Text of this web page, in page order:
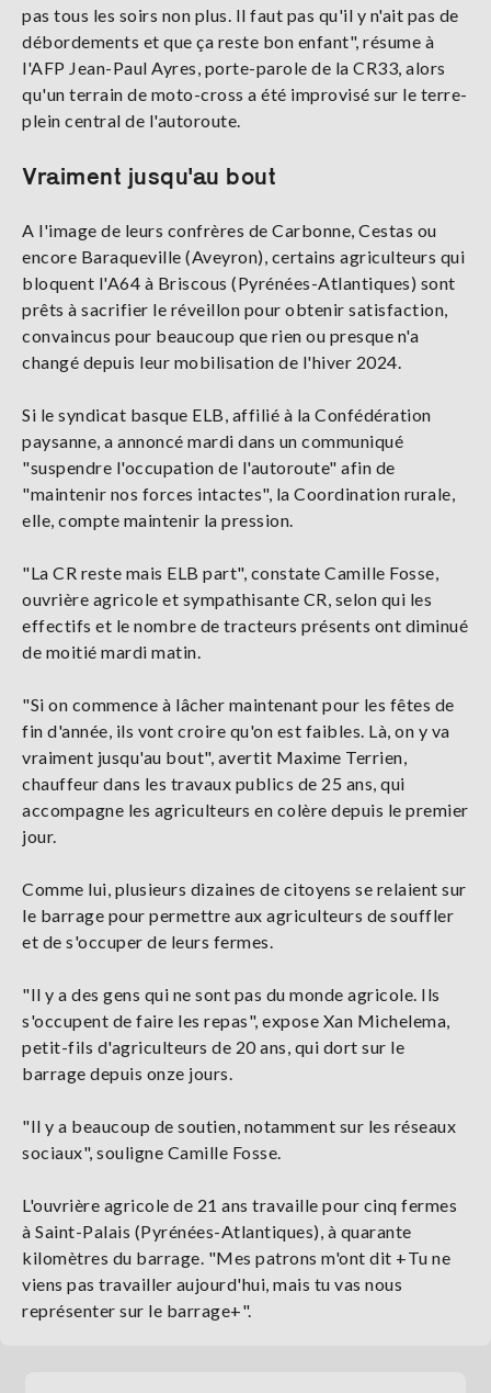
pas tous les soirs non plus. Il faut pas qu'il y n'ait pas de
débordements et que ça reste bon enfant", résume à
l'AFP Jean-Paul Ayres, porte-parole de la CR33, alors
qu'un terrain de moto-cross a été improvisé sur le terre-
plein central de l'autoroute.
Vraiment jusqu'au bout
A l'image de leurs confrères de Carbonne, Cestas ou
encore Baraqueville (Aveyron), certains agriculteurs qui
bloquent l'A64 à Briscous (Pyrénées-Atlantiques) sont
prêts à sacrifier le réveillon pour obtenir satisfaction,
convaincus pour beaucoup que rien ou presque n'a
changé depuis leur mobilisation de l'hiver 2024.
Si le syndicat basque ELB, affilié à la Confédération
paysanne, a annoncé mardi dans un communiqué
"suspendre l'occupation de l'autoroute" afin de
"maintenir nos forces intactes", la Coordination rurale,
elle, compte maintenir la pression.
"La CR reste mais ELB part", constate Camille Fosse,
ouvrière agricole et sympathisante CR, selon qui les
effectifs et le nombre de tracteurs présents ont diminué
de moitié mardi matin.
"Si on commence à lâcher maintenant pour les fêtes de
fin d'année, ils vont croire qu'on est faibles. Là, on y va
vraiment jusqu'au bout", avertit Maxime Terrien,
chauffeur dans les travaux publics de 25 ans, qui
accompagne les agriculteurs en colère depuis le premier
jour.
Comme lui, plusieurs dizaines de citoyens se relaient sur
le barrage pour permettre aux agriculteurs de souffler
et de s'occuper de leurs fermes.
"Il y a des gens qui ne sont pas du monde agricole. Ils
s'occupent de faire les repas", expose Xan Michelema,
petit-fils d'agriculteurs de 20 ans, qui dort sur le
barrage depuis onze jours.
"Il y a beaucoup de soutien, notamment sur les réseaux
sociaux", souligne Camille Fosse.
L'ouvrière agricole de 21 ans travaille pour cinq fermes
à Saint-Palais (Pyrénées-Atlantiques), à quarante
kilomètres du barrage. "Mes patrons m'ont dit +Tu ne
viens pas travailler aujourd'hui, mais tu vas nous
représenter sur le barrage+".